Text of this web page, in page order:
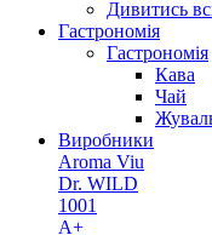
Дивитись
Гастрономія
Гастрономія
Кава
Чай
Виробники
Aroma Viu
Dr. WILD
1001
A+